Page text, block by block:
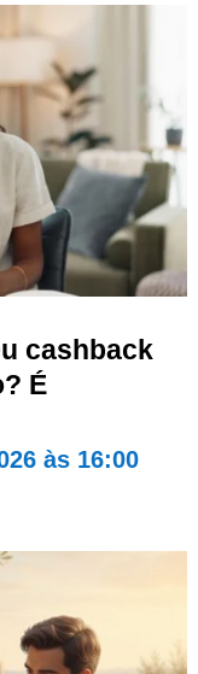
cashback
É
às 16:00